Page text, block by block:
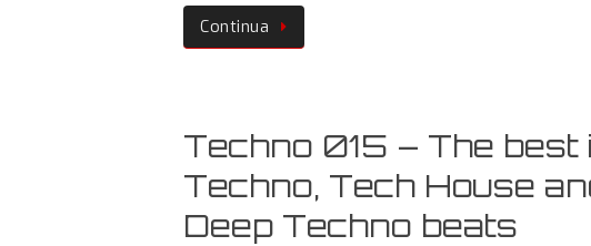
Continua
Techno 015 – The best
Techno, Tech House
Deep Techno beats